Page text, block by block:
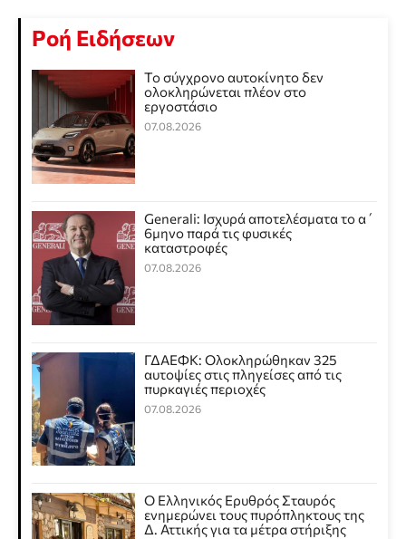
Ροή Ειδήσεων
Το σύγχρονο αυτοκίνητο δεν
ολοκληρώνεται πλέον στο
εργοστάσιο
07.08.2026
Generali: Ισχυρά αποτελέσματα το α΄
6μηνο παρά τις φυσικές
καταστροφές
07.08.2026
ΓΔΑΕΦΚ: Ολοκληρώθηκαν 325
αυτοψίες στις πληγείσες από τις
πυρκαγιές περιοχές
07.08.2026
Ο Ελληνικός Ερυθρός Σταυρός
ενημερώνει τους πυρόπληκτους της
Δ. Αττικής για τα μέτρα στήριξης